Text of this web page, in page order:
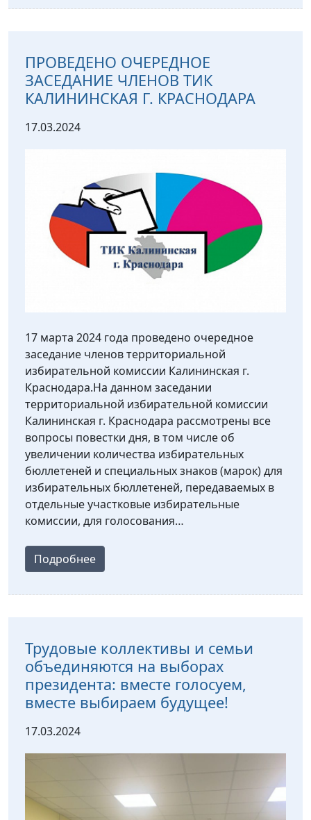
ПРОВЕДЕНО ОЧЕРЕДНОЕ
ЗАСЕДАНИЕ ЧЛЕНОВ ТИК
КАЛИНИНСКАЯ Г. КРАСНОДАРА
17.03.2024
17 марта 2024 года проведено очередное
заседание членов территориальной
избирательной комиссии Калининская г.
Краснодара.На данном заседании
территориальной избирательной комиссии
Калининская г. Краснодара рассмотрены все
вопросы повестки дня, в том числе об
увеличении количества избирательных
бюллетеней и специальных знаков (марок) для
избирательных бюллетеней, передаваемых в
отдельные участковые избирательные
комиссии, для голосования…
Подробнее
Трудовые коллективы и семьи
объединяются на выборах
президента: вместе голосуем,
вместе выбираем будущее!
17.03.2024